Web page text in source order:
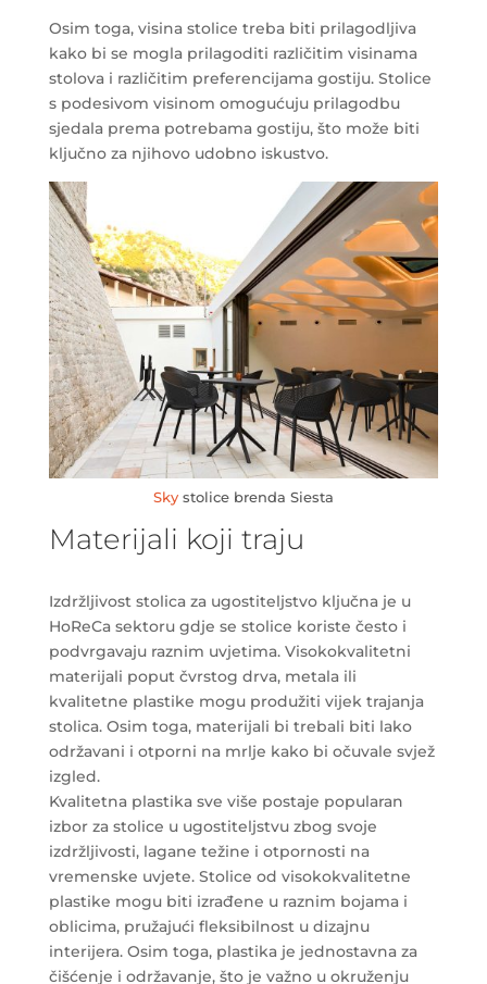
Osim toga, visina stolice treba biti prilagodljiva
kako bi se mogla prilagoditi različitim visinama
stolova i različitim preferencijama gostiju. Stolice
s podesivom visinom omogućuju prilagodbu
sjedala prema potrebama gostiju, što može biti
ključno za njihovo udobno iskustvo.
Skystolice brenda Siesta
Materijali koji traju
Izdržljivost stolica za ugostiteljstvo ključna je u
HoReCa sektoru gdje se stolice koriste često i
podvrgavaju raznim uvjetima. Visokokvalitetni
materijali poput čvrstog drva, metala ili
kvalitetne plastike mogu produžiti vijek trajanja
stolica. Osim toga, materijali bi trebali biti lako
održavani i otporni na mrlje kako bi očuvale svjež
izgled.
Kvalitetna plastika sve više postaje popularan
izbor za stolice u ugostiteljstvu zbog svoje
izdržljivosti, lagane težine i otpornosti na
vremenske uvjete. Stolice od visokokvalitetne
plastike mogu biti izrađene u raznim bojama i
oblicima, pružajući fleksibilnost u dizajnu
interijera. Osim toga, plastika je jednostavna za
čišćenje i održavanje, što je važno u okruženju